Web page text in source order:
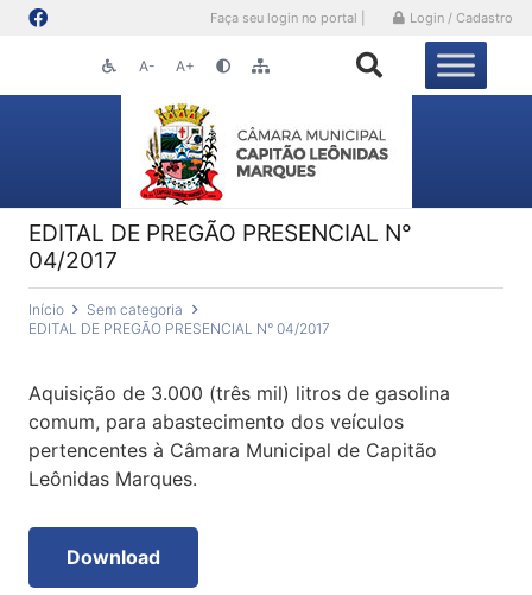
Faça seu login no portal | Login / Cadastro
A- A+
EDITAL DE PREGÃO PRESENCIAL N°
04/2017
Início
Sem categoria
EDITAL DE PREGÃO PRESENCIAL N° 04/2017
Aquisição de 3.000 (três mil) litros de gasolina
comum, para abastecimento dos veículos
pertencentes à Câmara Municipal de Capitão
Leônidas Marques.
Download